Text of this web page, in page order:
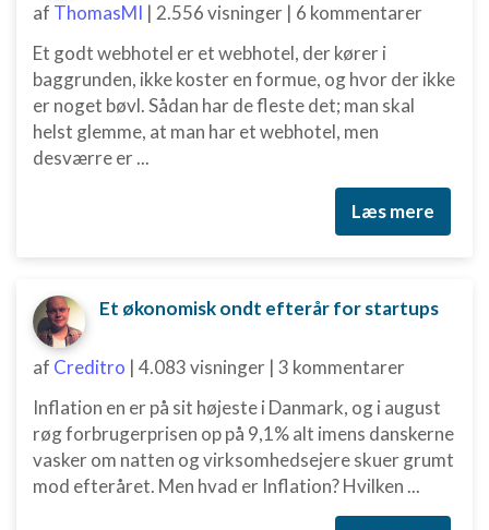
af ThomasMI | 2.556 visninger | 6 kommentarer
Et godt webhotel er et webhotel, der kører i
baggrunden, ikke koster en formue, og hvor der ikke
er noget bøvl. Sådan har de fleste det; man skal
helst glemme, at man har et webhotel, men
desværre er ...
Læs mere
Et økonomisk ondt efterår for startups
af Creditro | 4.083 visninger | 3 kommentarer
Inflation en er på sit højeste i Danmark, og i august
røg forbrugerprisen op på 9,1% alt imens danskerne
vasker om natten og virksomhedsejere skuer grumt
mod efteråret. Men hvad er Inflation? Hvilken ...